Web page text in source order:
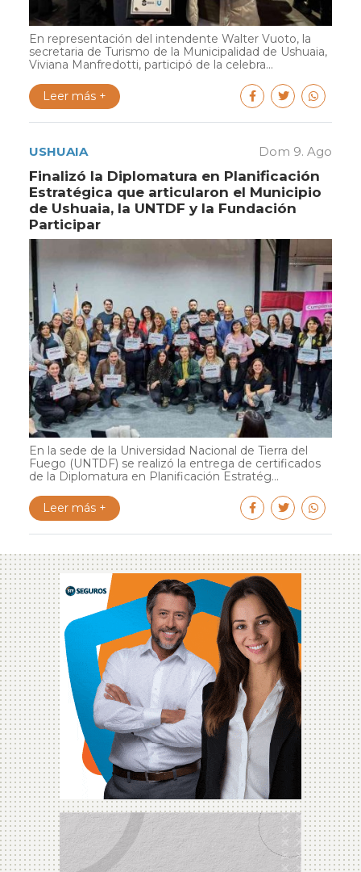
En representación del intendente Walter Vuoto, la
secretaria de Turismo de la Municipalidad de Ushuaia,
Viviana Manfredotti, participó de la celebra...
Leer más +
USHUAIA Dom 9. Ago
Finalizó la Diplomatura en Planificación
Estratégica que articularon el Municipio
de Ushuaia, la UNTDF y la Fundación
Participar
En la sede de la Universidad Nacional de Tierra del
Fuego (UNTDF) se realizó la entrega de certificados
de la Diplomatura en Planificación Estratég...
Leer más +